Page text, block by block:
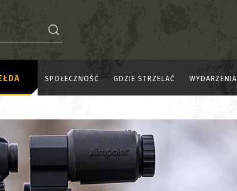
SPOŁECZNOŚĆ GDZIE STRZELAĆ WYDARZENIA